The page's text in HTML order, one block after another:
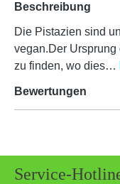
Beschreibung
Die Pistazien sind
vegan.Der Ursprung
zu finden, wo dies…
Bewertungen
Service-